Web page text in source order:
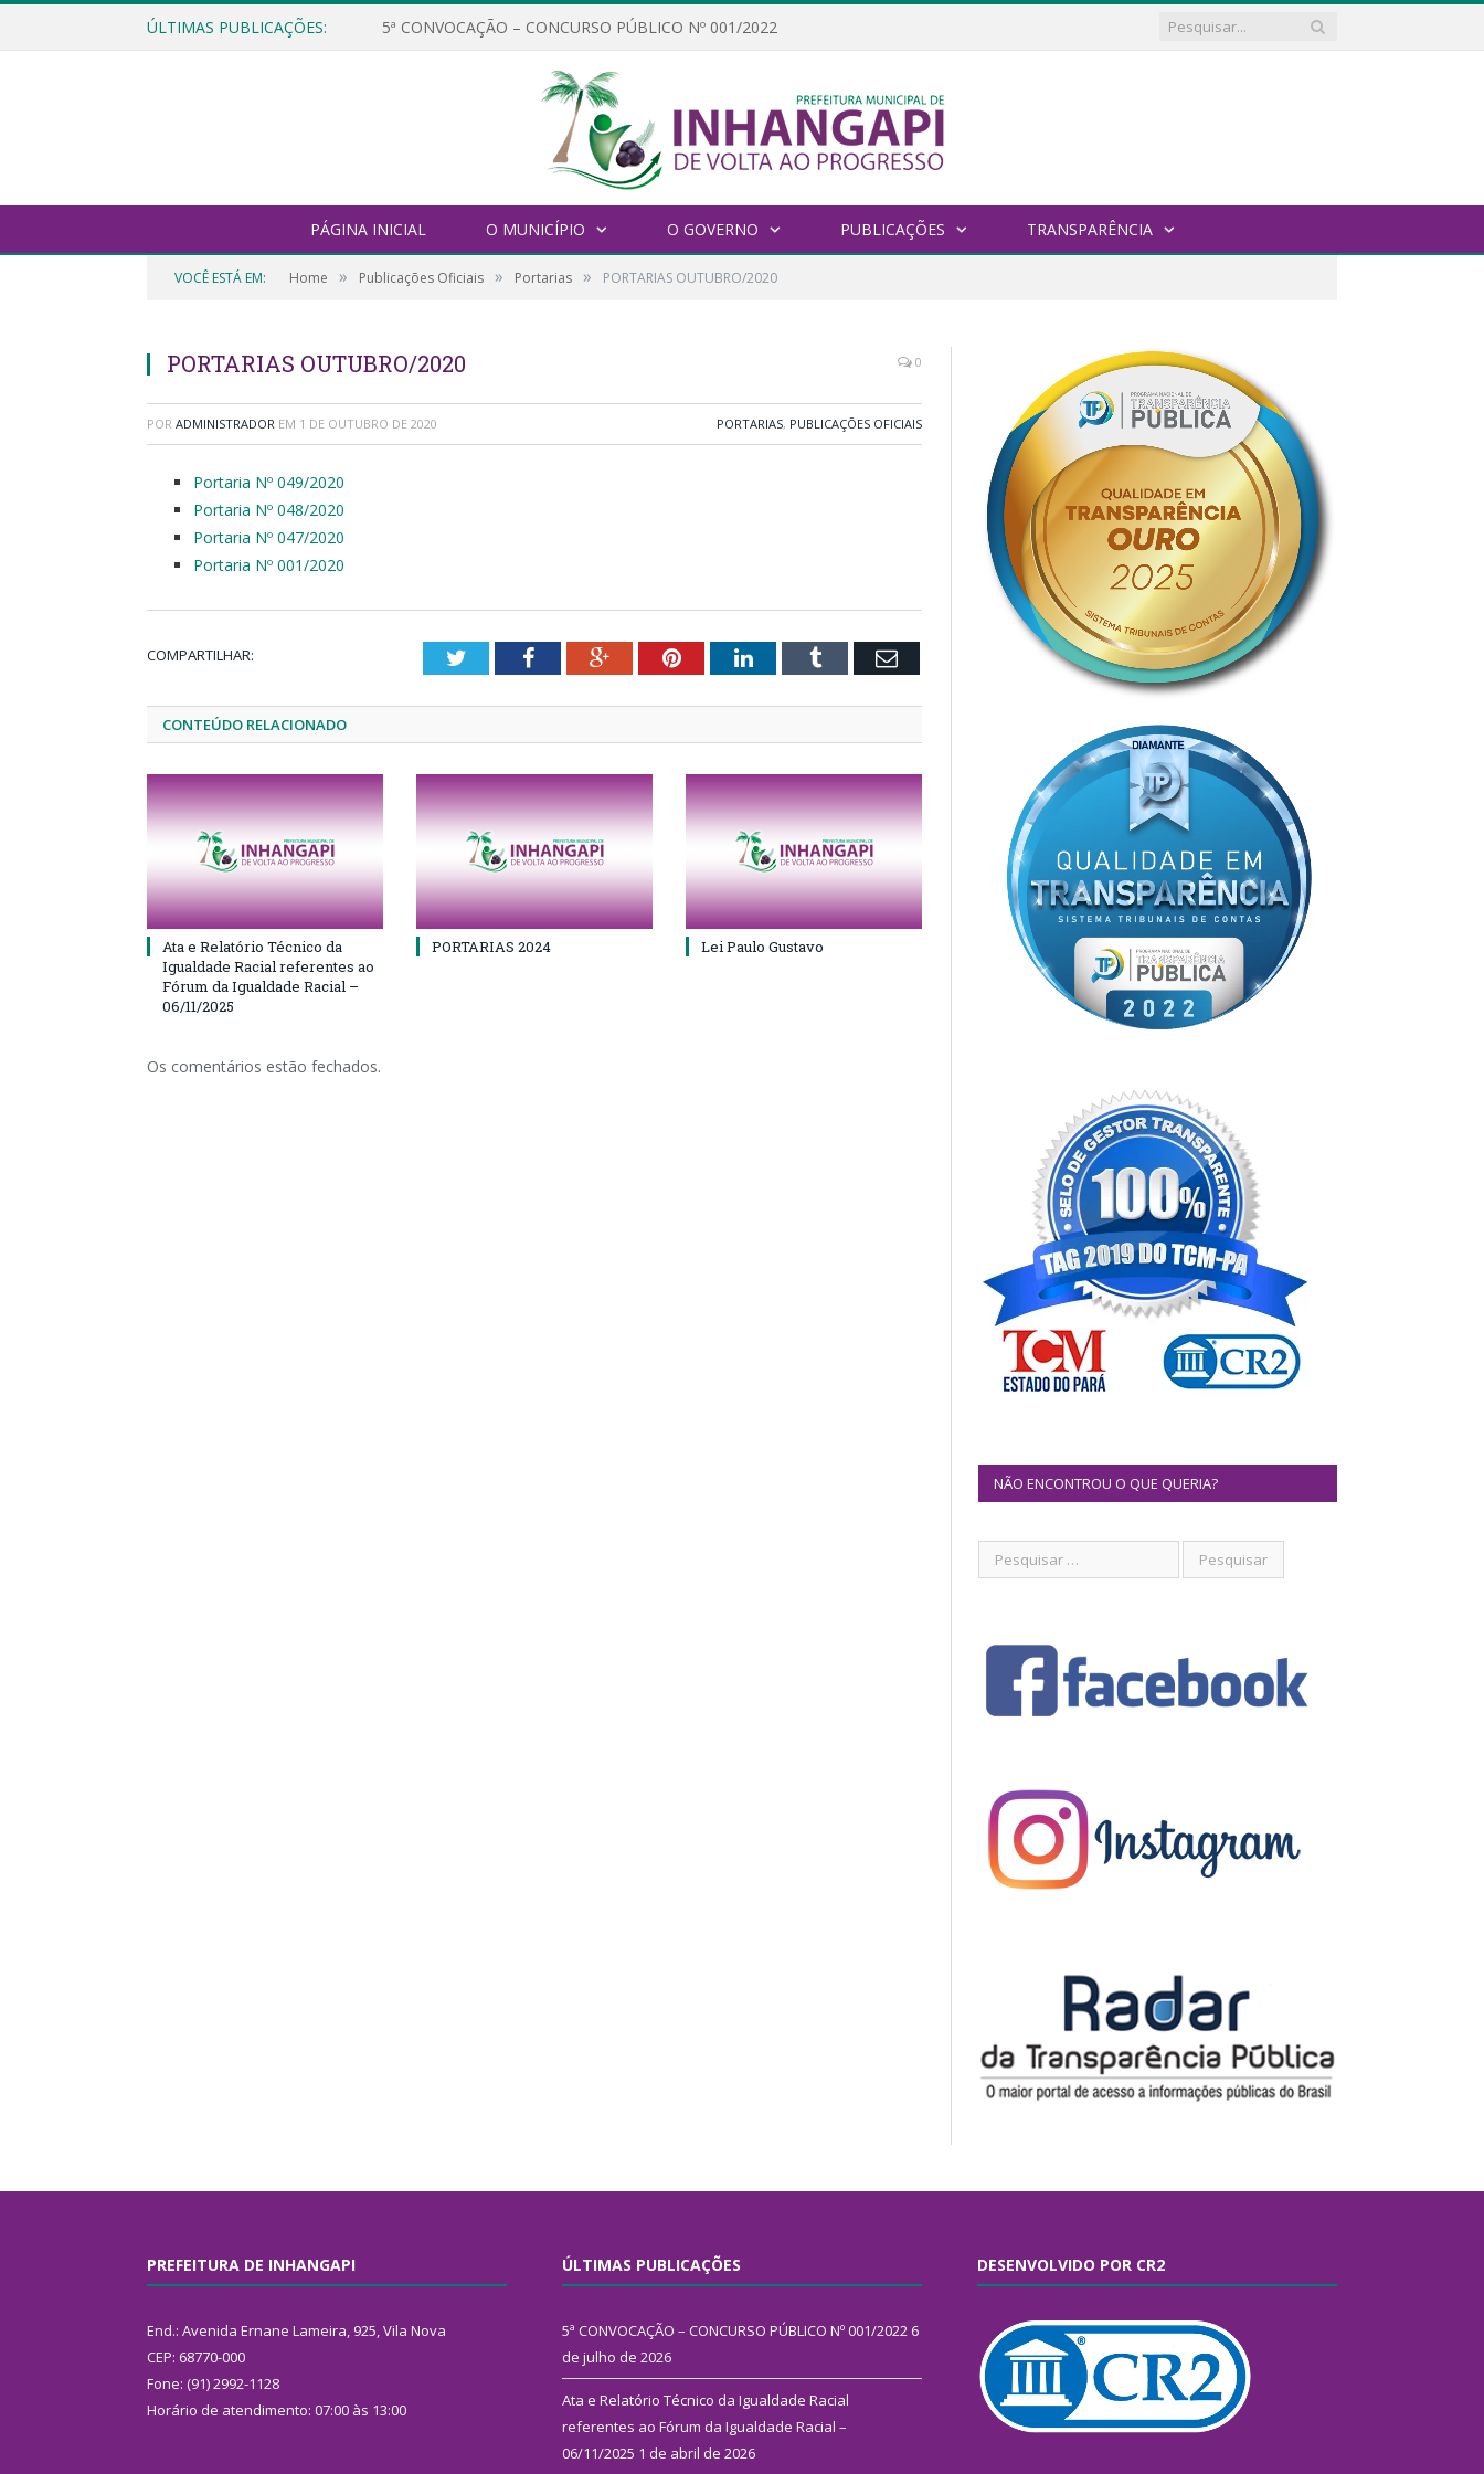
ÚLTIMAS PUBLICAÇÕES: 5ª CONVOCAÇÃO – CONCURSO PÚBLICO Nº 001/2022
PÁGINA INICIAL O MUNICÍPIO O GOVERNO PUBLICAÇÕES TRANSPARÊNCIA
VOCÊ ESTÁ EM: Home » Publicações Oficiais » Portarias » PORTARIAS OUTUBRO/2020
PORTARIAS OUTUBRO/2020 0
POR ADMINISTRADOR EM 1 DE OUTUBRO DE 2020 PORTARIAS, PUBLICAÇÕES OFICIAIS
Portaria Nº 049/2020
Portaria Nº 048/2020
Portaria Nº 047/2020
Portaria Nº 001/2020
COMPARTILHAR: TwitterFacebookGoogle+PinterestLinkedInTumblr Email
CONTEÚDO RELACIONADO
Ata e Relatório Técnico da
Igualdade Racial referentes ao
Fórum da Igualdade Racial –
06/11/2025
PORTARIAS 2024 Lei Paulo Gustavo
Os comentários estão fechados.
NÃO ENCONTROU O QUE QUERIA?
PREFEITURA DE INHANGAPI
End.: Avenida Ernane Lameira, 925, Vila Nova
CEP: 68770-000
Fone: (91) 2992-1128
Horário de atendimento: 07:00 às 13:00
ÚLTIMAS PUBLICAÇÕES
5ª CONVOCAÇÃO – CONCURSO PÚBLICO Nº 001/2022 6
de julho de 2026
Ata e Relatório Técnico da Igualdade Racial
referentes ao Fórum da Igualdade Racial –
06/11/2025 1 de abril de 2026
DESENVOLVIDO POR CR2